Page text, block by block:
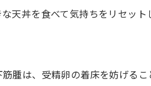
天丼を食べて気持ちをリセット
腫は、受精卵の着床を妨げるこ